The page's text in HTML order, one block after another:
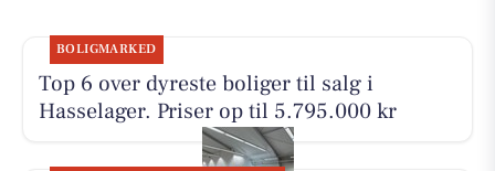
BOLIGMARKED
Top 6 over dyreste boliger til salg i
Hasselager. Priser op til 5.795.000 kr